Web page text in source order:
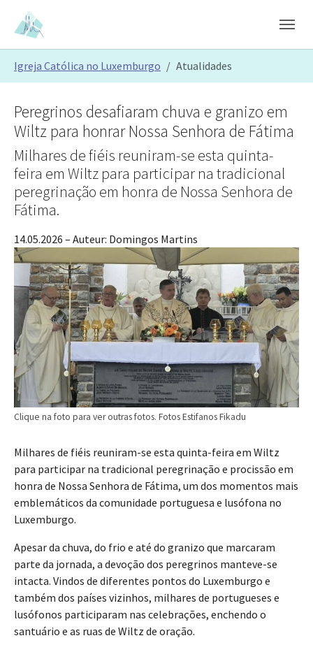
Skip to main content
Skip to page footer
Igreja Católica no Luxemburgo Atualidades
Clique na foto para ver outras fotos. Fotos Estifanos Fikadu
Peregrinos desafiaram chuva e granizo em
Wiltz para honrar Nossa Senhora de Fátima
Milhares de fiéis reuniram-se esta quinta-
feira em Wiltz para participar na tradicional
peregrinação em honra de Nossa Senhora de
Fátima.
14.05.2026 – Auteur: Domingos Martins
Milhares de fiéis reuniram-se esta quinta-feira em Wiltz
para participar na tradicional peregrinação e procissão em
honra de Nossa Senhora de Fátima, um dos momentos mais
emblemáticos da comunidade portuguesa e lusófona no
Luxemburgo.
Apesar da chuva, do frio e até do granizo que marcaram
parte da jornada, a devoção dos peregrinos manteve-se
intacta. Vindos de diferentes pontos do Luxemburgo e
também dos países vizinhos, milhares de portugueses e
lusófonos participaram nas celebrações, enchendo o
santuário e as ruas de Wiltz de oração.